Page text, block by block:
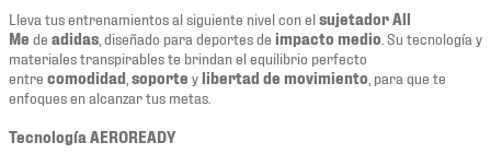
Lleva tus entrenamientos al siguiente nivel con elsujetador All
Me de adidas , diseñado para deportes de impacto medio . Su tecnología y
materiales transpirables te brindan el equilibrio perfecto
entre comodidad soporte ylibertad de movimiento , para que te
enfoques en alcanzar tus metas.
Tecnología AEROREADY